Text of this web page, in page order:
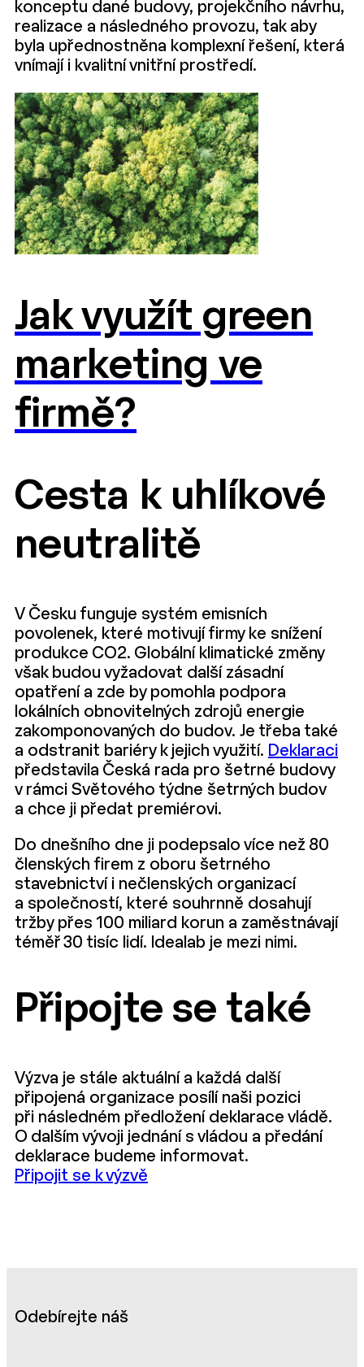
konceptu dané budovy, projekčního návrhu,
realizace a následného provozu, tak aby
byla upřednostněna komplexní řešení, která
vnímají i kvalitní vnitřní prostředí.
Jak využít green
marketing ve
firmě?
Cesta k uhlíkové
neutralitě
V Česku funguje systém emisních
povolenek, které motivují firmy ke snížení
produkce CO2. Globální klimatické změny
však budou vyžadovat další zásadní
opatření a zde by pomohla podpora
lokálních obnovitelných zdrojů energie
zakomponovaných do budov. Je třeba také
a odstranit bariéry k jejich využití. Deklaraci
představila Česká rada pro šetrné budovy
v rámci Světového týdne šetrných budov
a chce ji předat premiérovi.
Do dnešního dne ji podepsalo více než 80
členských firem z oboru šetrného
stavebnictví i nečlenských organizací
a společností, které souhrnně dosahují
tržby přes 100 miliard korun a zaměstnávají
téměř 30 tisíc lidí. Idealab je mezi nimi.
Připojte se také
Výzva je stále aktuální a každá další
připojená organizace posílí naši pozici
při následném předložení deklarace vládě.
O dalším vývoji jednání s vládou a předání
deklarace budeme informovat.
Připojit se k výzvě
Odebírejte náš